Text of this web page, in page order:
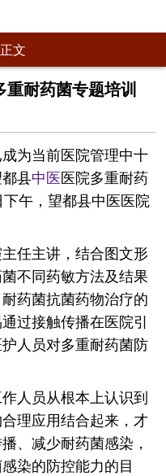
正文
耐药菌专题培训
为当前医院管理中十
县中医医院多重耐药
午，望都县中医医院
任主讲，结合图文形
不同药敏方法及结果
药菌抗菌药物治疗的
过接触传播在医院引
人员对多重耐药菌防
人员从根本上认识到
理应用结合起来，才
、减少耐药菌感染，
染的防控能力的目